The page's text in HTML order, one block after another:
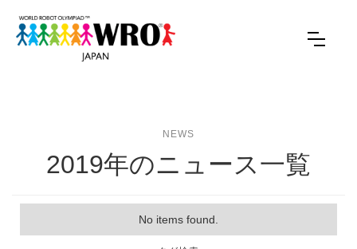
NEWS
2019年のニュース一覧
No items found.